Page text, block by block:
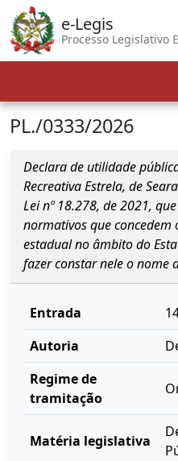
e-Legis
Processo Legislativo
PL./0333/2026
Declara de utilidade
Recreativa Estrela, de
Lei nº 18.278, de 2021,
normativos que
estadual no âmbito do
fazer constar nele o nome
Entrada
Autoria
Regime de
tramitação
Matéria legislativa